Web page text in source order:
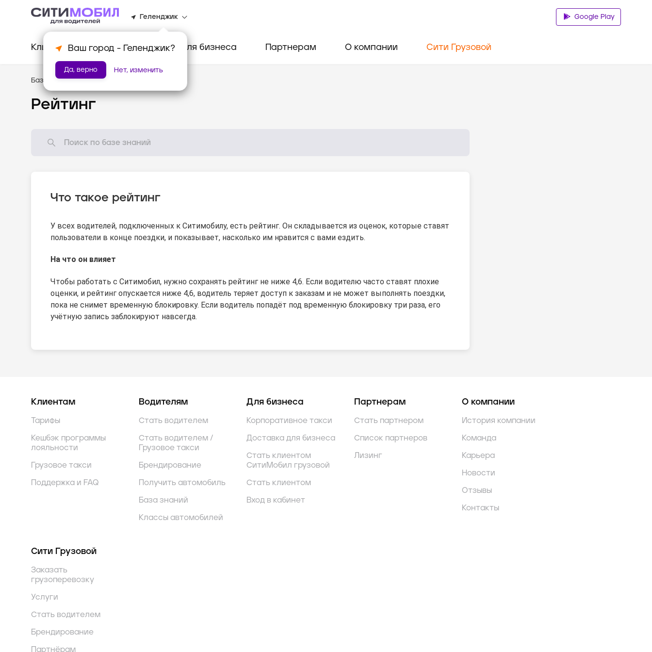
Геленджик
Ваш город - Геленджик?
Да, верно Нет, изменить
Google Play
Клиентам Водителям Для бизнеса Партнерам О компании Сити Грузовой
База знаний /Стандарты оказания услуг
Рейтинг
Что такое рейтинг
У всех водителей, подключенных к Ситимобилу, есть рейтинг. Он складывается из оценок, которые ставят
пользователи в конце поездки, и показывает, насколько им нравится с вами ездить.
На что он влияет
Чтобы работать с Ситимобил, нужно сохранять рейтинг не ниже 4,6. Если водителю часто ставят плохие
оценки, и рейтинг опускается ниже 4,6, водитель теряет доступ к заказам и не может выполнять поездки,
пока не снимет временную блокировку. Если водитель попадёт под временную блокировку три раза, его
учётную запись заблокируют навсегда.
Клиентам
Тарифы
Кешбэк программы
лояльности
Грузовое такси
Поддержка и FAQ
Водителям
Стать водителем
Стать водителем /
Грузовое такси
Брендирование
Получить автомобиль
База знаний
Классы автомобилей
Для бизнеса
Корпоративное такси
Доставка для бизнеса
Стать клиентом
СитиМобил грузовой
Стать клиентом
Вход в кабинет
Партнерам
Стать партнером
Список партнеров
Лизинг
О компании
История компании
Команда
Карьера
Новости
Отзывы
Контакты
Сити Грузовой
Заказать
грузоперевозку
Услуги
Стать водителем
Брендирование
Партнёрам